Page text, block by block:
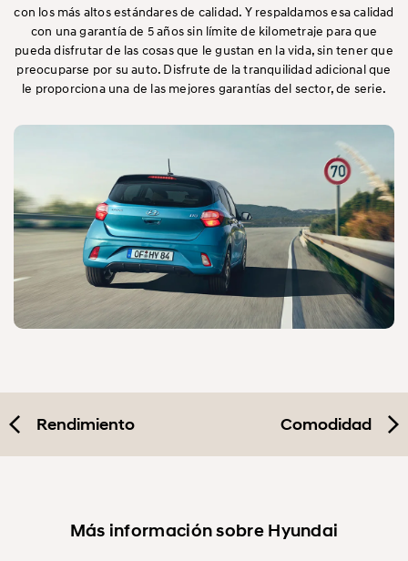
con los más altos estándares de calidad. Y respaldamos esa calidad
con una garantía de 5 años sin límite de kilometraje para que
pueda disfrutar de las cosas que le gustan en la vida, sin tener que
preocuparse por su auto. Disfrute de la tranquilidad adicional que
le proporciona una de las mejores garantías del sector, de serie.
Rendimiento Comodidad
Más información sobre Hyundai